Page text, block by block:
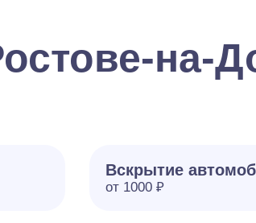
на-
Вскрытие
от 1000 ₽